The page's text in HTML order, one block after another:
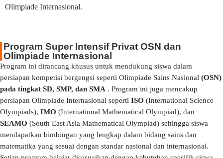
Olimpiade Internasional.
Program Super Intensif Privat OSN dan
Olimpiade Internasional
Program ini dirancang khusus untuk mendukung siswa dalam
persiapan kompetisi bergengsi seperti Olimpiade Sains Nasional (OSN)
pada tingkat SD, SMP, dan SMA . Program ini juga mencakup
persiapan Olimpiade Internasional seperti ISO (International Science
Olympiads), IMO (International Mathematical Olympiad), dan
SEAMO (South East Asia Mathematical Olympiad) sehingga siswa
mendapatkan bimbingan yang lengkap dalam bidang sains dan
matematika yang sesuai dengan standar nasional dan internasional.